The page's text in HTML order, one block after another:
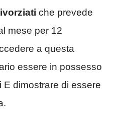
che prevede
mese per 12
a questa
essere in possesso
E dimostrare di essere